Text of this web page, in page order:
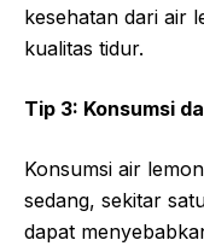
kesehatan dari air
kualitas tidur.
Tip 3: Konsumsi
Konsumsi air
sedang, sekitar
dapat